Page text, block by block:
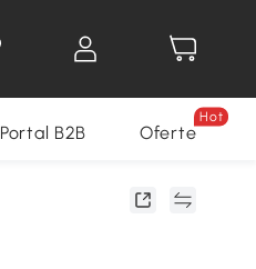
Decoratiuni Sarbatori
Portal B2B Oferte
Hot